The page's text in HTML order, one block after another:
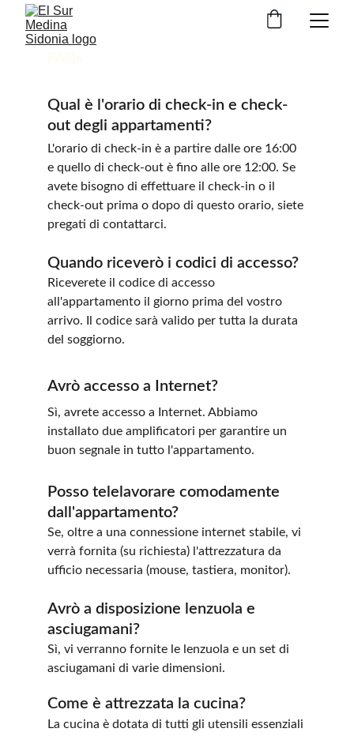
Qual è l'orario di check-in e check-
out degli appartamenti?
L'orario di check-in è a partire dalle ore 16:00
e quello di check-out è fino alle ore 12:00. Se
avete bisogno di effettuare il check-in o il
check-out prima o dopo di questo orario, siete
pregati di contattarci.
Quando riceverò i codici di accesso?
Riceverete il codice di accesso
all'appartamento il giorno prima del vostro
arrivo. Il codice sarà valido per tutta la durata
del soggiorno.
Avrò accesso a Internet?
Sì, avrete accesso a Internet. Abbiamo
installato due amplificatori per garantire un
buon segnale in tutto l'appartamento.
Posso telelavorare comodamente
dall'appartamento?
Se, oltre a una connessione internet stabile, vi
verrà fornita (su richiesta) l'attrezzatura da
ufficio necessaria (mouse, tastiera, monitor).
Avrò a disposizione lenzuola e
asciugamani?
Sì, vi verranno fornite le lenzuola e un set di
asciugamani di varie dimensioni.
Come è attrezzata la cucina?
La cucina è dotata di tutti gli utensili essenziali